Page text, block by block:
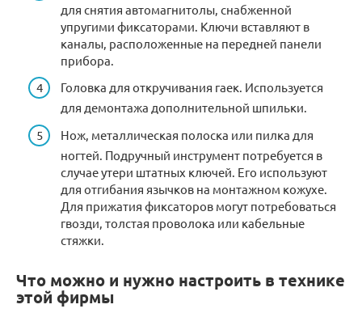
для снятия автомагнитолы, снабженной
упругими фиксаторами. Ключи вставляют в
каналы, расположенные на передней панели
прибора.
Головка для откручивания гаек. Используется
для демонтажа дополнительной шпильки.
Нож, металлическая полоска или пилка для
ногтей. Подручный инструмент потребуется в
случае утери штатных ключей. Его используют
для отгибания язычков на монтажном кожухе.
Для прижатия фиксаторов могут потребоваться
гвозди, толстая проволока или кабельные
стяжки.
Что можно и нужно настроить в технике
этой фирмы